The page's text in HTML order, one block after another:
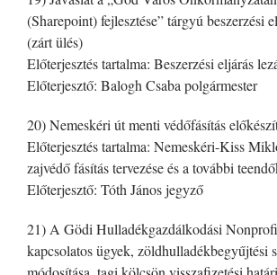
(Sharepoint) fejlesztése” tárgyú beszerzési
(zárt ülés)
Előterjesztés tartalma: Beszerzési eljárás
Előterjesztő: Balogh Csaba polgármester
20) Nemeskéri út menti védőfásítás
Előterjesztés tartalma: Nemeskéri-Kiss
zajvédő fásítás tervezése és a további
Előterjesztő: Tóth János jegyző
21) A Gödi Hulladékgazdálkodási
kapcsolatos ügyek, zöldhulladékbegyűjtési